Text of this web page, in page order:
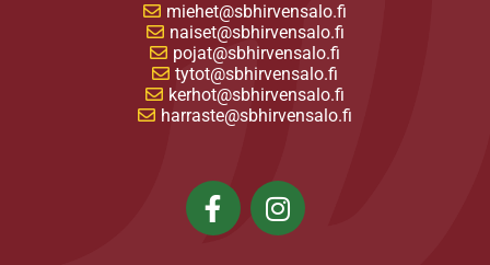
miehet@sbhirvensalo.fi
naiset@sbhirvensalo.fi
pojat@sbhirvensalo.fi
tytot@sbhirvensalo.fi
kerhot@sbhirvensalo.fi
harraste@sbhirvensalo.fi